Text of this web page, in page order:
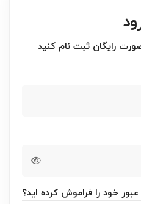
رایگان ثبت نام کنید
عبور خود را فراموش کرده اید؟